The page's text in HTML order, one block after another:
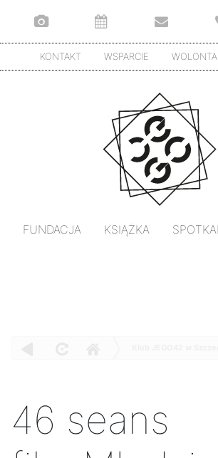
KONTAKT WSPARCIE
FUNDACJA KSIĄŻKA
46 seans